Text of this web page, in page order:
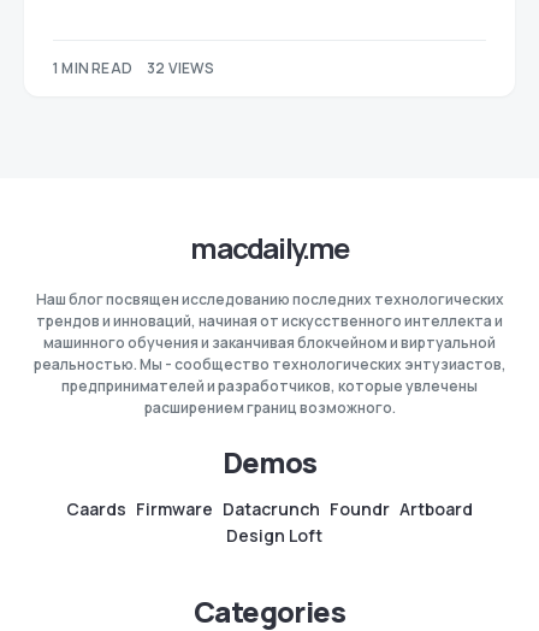
1 MIN READ 32 VIEWS
macdaily.me
Наш блог посвящен исследованию последних технологических
трендов и инноваций, начиная от искусственного интеллекта и
машинного обучения и заканчивая блокчейном и виртуальной
реальностью. Мы - сообщество технологических энтузиастов,
предпринимателей и разработчиков, которые увлечены
расширением границ возможного.
Demos
Caards Firmware Datacrunch Foundr Artboard
Design Loft
Categories